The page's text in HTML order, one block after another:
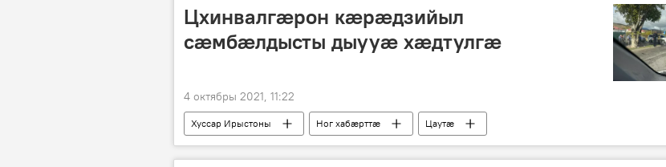
Цхинвалгæрон кӕрӕдзийыл
сæмбæлдысты дыууæ хæдтулгæ
4 октябры 2021, 11:22
Хуссар Ирыстоны Ног хабӕрттӕ Цаутӕ